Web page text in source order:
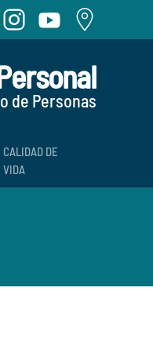
de Personas
CALIDAD DE
VIDA